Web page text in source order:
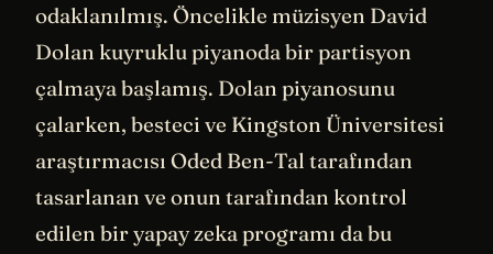
odaklanılmış. Öncelikle müzisyen David
Dolan kuyruklu piyanoda bir partisyon
çalmaya başlamış. Dolan piyanosunu
çalarken, besteci ve Kingston Üniversitesi
araştırmacısı Oded Ben-Tal tarafından
tasarlanan ve onun tarafından kontrol
edilen bir yapay zeka programı da bu